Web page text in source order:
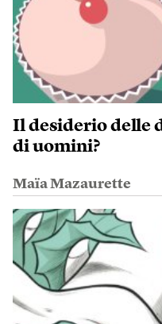
Il desiderio delle
di uomini?
Maïa Mazaurette